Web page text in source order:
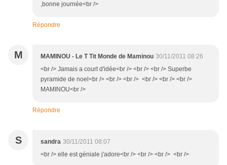
,bonne journée<br />
Répondre
M MAMINOU - Le T Tit Monde de Maminou 30/11/2011 08:26
<br /> Jamais a court d'idée<br /> <br /> <br /> Superbe
pyramide de noel<br /> <br /> <br /> <br /> <br /> <br />
MAMINOU<br />
Répondre
S sandra 30/11/2011 08:07
<br /> elle est géniale j'adore<br /> <br /> <br /> <br />